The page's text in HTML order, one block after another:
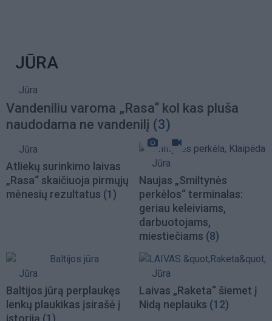
JŪRA
Jūra
Vandeniliu varoma „Rasa“ kol kas pluša
naudodama ne vandenilį (3)
Jūra
Atliekų surinkimo laivas
„Rasa“ skaičiuoja pirmųjų
mėnesių rezultatus (1)
Jūra
Naujas „Smiltynės
perkėlos“ terminalas:
geriau keleiviams,
darbuotojams,
miestiečiams (8)
Jūra
Baltijos jūrą perplaukęs
lenkų plaukikas įsirašė į
istoriją (1)
Jūra
Laivas „Raketa“ šiemet į
Nidą neplauks (12)